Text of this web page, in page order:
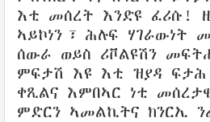
እቲ መሰረት እንድዩ ፈሪሱ!
ኣይኮነን፣ ሕሉፍ ሃገራውነት
ሰውራ ወይስ ሪቮልዩሽን
ምፍታሽ እዩ እቲ ዝያዳ
ቀጺልና እምበኣር ነቲ
ምድርን ኣመልኪትና ክንርኢ